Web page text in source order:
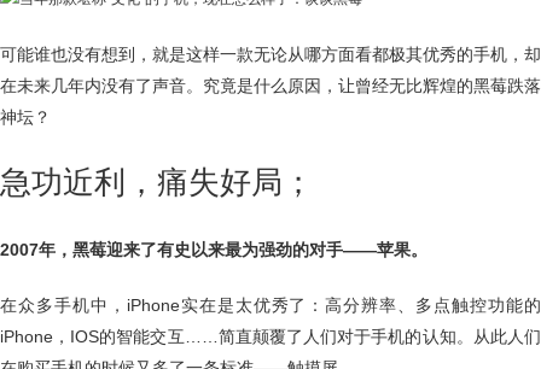
可能谁也没有想到，就是这样一款无论从哪方面看都极其优秀的手机，却
在未来几年内没有了声音。究竟是什么原因，让曾经无比辉煌的黑莓跌落
神坛？
急功近利，痛失好局；
2007年，黑莓迎来了有史以来最为强劲的对手——苹果。
在众多手机中，iPhone实在是太优秀了：高分辨率、多点触控功能的
iPhone，IOS的智能交互……简直颠覆了人们对于手机的认知。从此人们